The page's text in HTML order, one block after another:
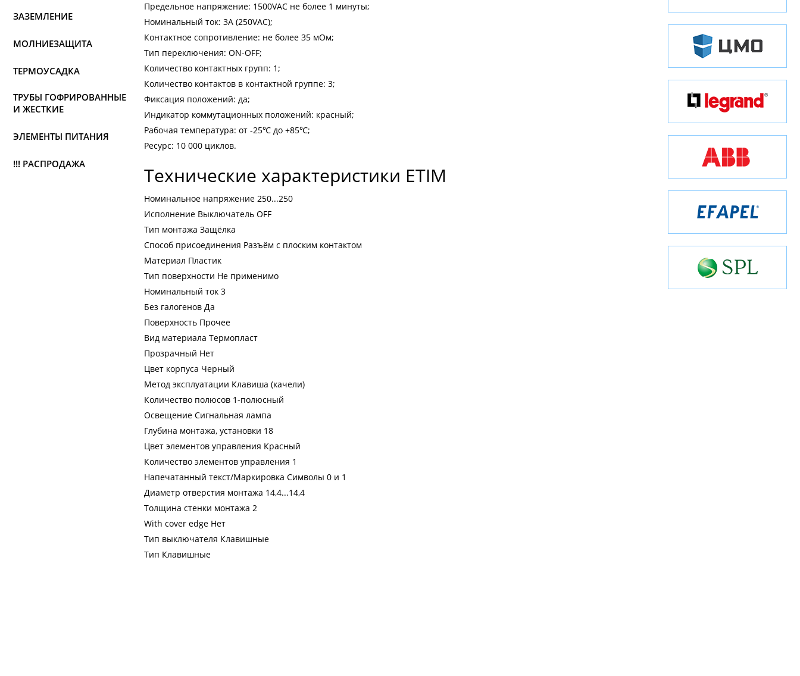
ЗАЗЕМЛЕНИЕ
МОЛНИЕЗАЩИТА
ТЕРМОУСАДКА
ТРУБЫ ГОФРИРОВАННЫЕ
И ЖЕСТКИЕ
ЭЛЕМЕНТЫ ПИТАНИЯ
!!! РАСПРОДАЖА
Предельное напряжение: 1500VАС не более 1 минуты;
Номинальный ток: 3A (250VAC);
Контактное сопротивление: не более 35 мОм;
Тип переключения: ON-OFF;
Количество контактных групп: 1;
Количество контактов в контактной группе: 3;
Фиксация положений: да;
Индикатор коммутационных положений: красный;
Рабочая температура: от -25℃ до +85℃;
Ресурс: 10 000 циклов.
Технические характеристики ETIM
Номинальное напряжение 250...250
Исполнение Выключатель OFF
Тип монтажа Защёлка
Способ присоединения Разъём с плоским контактом
Материал Пластик
Тип поверхности Не применимо
Номинальный ток 3
Без галогенов Да
Поверхность Прочее
Вид материала Термопласт
Прозрачный Нет
Цвет корпуса Черный
Метод эксплуатации Клавиша (качели)
Количество полюсов 1-полюсный
Освещение Сигнальная лампа
Глубина монтажа, установки 18
Цвет элементов управления Красный
Количество элементов управления 1
Напечатанный текст/Маркировка Символы 0 и 1
Диаметр отверстия монтажа 14,4...14,4
Толщина стенки монтажа 2
With cover edge Нет
Тип выключателя Клавишные
Тип Клавишные